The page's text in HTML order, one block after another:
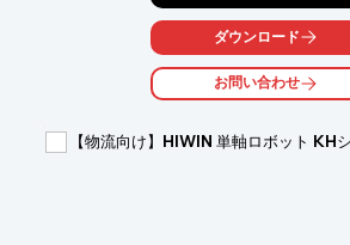
【活用シーン】
・倉庫内での仕分け作業
・ピッキングライン
・クロスベルトソーターへの供給
・作業時間の短縮
ダウンロード
お問い合わせ
【物流向け】HIWIN 単軸ロボット KH